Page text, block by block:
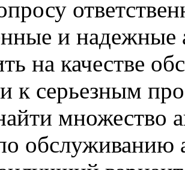
и надежные
на качестве
к серьезным
множество
обслуживанию